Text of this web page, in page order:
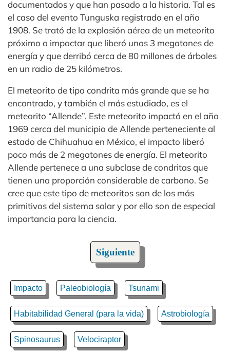
documentados y que han pasado a la historia. Tal es
el caso del evento Tunguska registrado en el año
1908. Se trató de la explosión aérea de un meteorito
próximo a impactar que liberó unos 3 megatones de
energía y que derribó cerca de 80 millones de árboles
en un radio de 25 kilómetros.
El meteorito de tipo condrita más grande que se ha
encontrado, y también el más estudiado, es el
meteorito “Allende”. Este meteorito impactó en el año
1969 cerca del municipio de Allende perteneciente al
estado de Chihuahua en México, el impacto liberó
poco más de 2 megatones de energía. El meteorito
Allende pertenece a una subclase de condritas que
tienen una proporción considerable de carbono. Se
cree que este tipo de meteoritos son de los más
primitivos del sistema solar y por ello son de especial
importancia para la ciencia.
Siguiente
Impacto Paleobiología Tsunami
Habitabilidad General (para la vida) Astrobiología
Spinosaurus Velociraptor